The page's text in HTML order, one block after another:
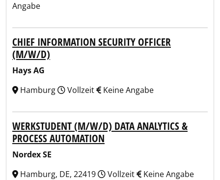
Angabe
CHIEF INFORMATION SECURITY OFFICER
(M/W/D)
Hays AG
Hamburg
Vollzeit Keine Angabe
WERKSTUDENT (M/W/D) DATA ANALYTICS &
PROCESS AUTOMATION
Nordex SE
Hamburg, DE, 22419
Vollzeit Keine Angabe